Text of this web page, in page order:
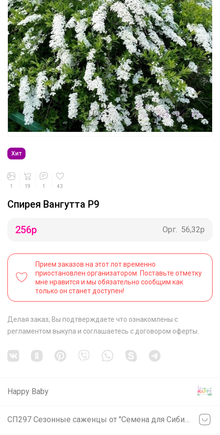
Хит
1 19 1 43
Спирея Вангутта Р9
256р Орг. 56,32р
Прием заказов на этот лот временно
приостановлен организатором. Поставьте отметку
мне нравится и мы обязательно сообщим как
только он станет доступен!
Делая заказ, Вы подтверждаете что ознакомлены с
регламентом выкупа и соглашаетесь с договором оферты
Happy Baby